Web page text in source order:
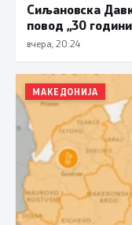
Сиљановска
повод „30
вчера, 20:24
МАКЕДОНИЈА